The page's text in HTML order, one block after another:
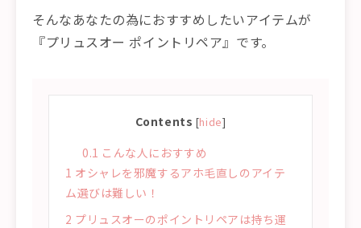
そんなあなたの為におすすめしたいアイテムが
『プリュスオー ポイントリペア』です。
Contents [hide]
0.1 こんな人におすすめ
1 オシャレを邪魔するアホ毛直しのアイテ
ム選びは難しい！
2 プリュスオーのポイントリペアは持ち運